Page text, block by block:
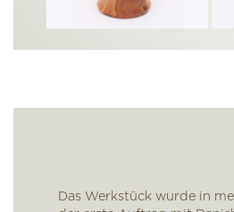
Das Werkstück wurde in